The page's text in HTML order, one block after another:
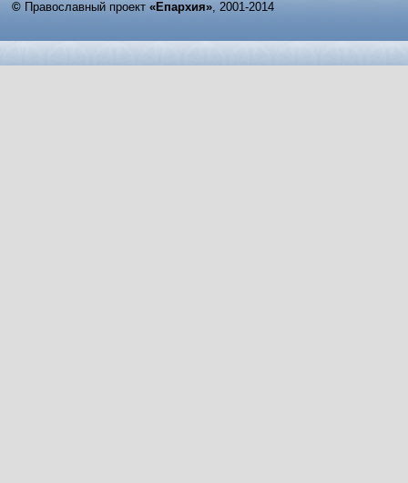
© Православный проект «Епархия», 2001-2014